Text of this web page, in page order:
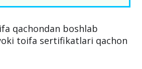
qachondan boshlab
toifa sertifikatlari qachon